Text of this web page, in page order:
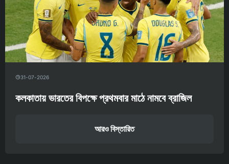
31-07-2026
কলকাতায় ভারতের বিপক্ষে প্রথমবার মাঠে নামবে ব্রাজিল
আরও বিস্তারিত